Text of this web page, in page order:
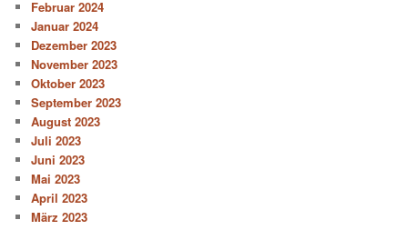
Februar 2024
Januar 2024
Dezember 2023
November 2023
Oktober 2023
September 2023
August 2023
Juli 2023
Juni 2023
Mai 2023
April 2023
März 2023